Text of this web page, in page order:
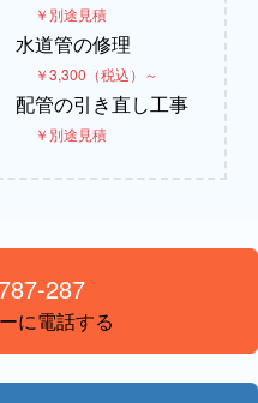
￥別途見積
水道管の修理
￥3,300（税込）～
配管の引き直し工事
￥別途見積
287
に電話する